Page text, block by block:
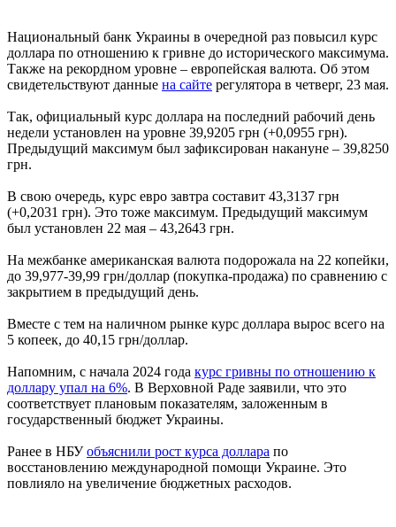
Национальный банк Украины в очередной раз повысил курс
доллара по отношению к гривне до исторического максимума.
Также на рекордном уровне – европейская валюта. Об этом
свидетельствуют данные на сайте регулятора в четверг, 23 мая.
Так, официальный курс доллара на последний рабочий день
недели установлен на уровне 39,9205 грн (+0,0955 грн).
Предыдущий максимум был зафиксирован накануне – 39,8250
грн.
В свою очередь, курс евро завтра составит 43,3137 грн
(+0,2031 грн). Это тоже максимум. Предыдущий максимум
был установлен 22 мая – 43,2643 грн.
На межбанке американская валюта подорожала на 22 копейки,
до 39,977-39,99 грн/доллар (покупка-продажа) по сравнению с
закрытием в предыдущий день.
Вместе с тем на наличном рынке курс доллара вырос всего на
5 копеек, до 40,15 грн/доллар.
Напомним, с начала 2024 года курс гривны по отношению к
доллару упал на 6%. В Верховной Раде заявили, что это
соответствует плановым показателям, заложенным в
государственный бюджет Украины.
Ранее в НБУобъяснили рост курса доллара по
восстановлению международной помощи Украине. Это
повлияло на увеличение бюджетных расходов.